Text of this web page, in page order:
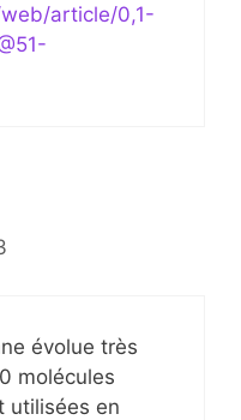
article/0,1-
évolue très
molécules
utilisées en